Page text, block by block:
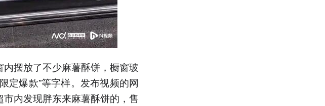
摆放了不少麻薯酥饼，橱窗玻
定爆款”等字样。发布视频的网
内发现胖东来麻薯酥饼的，售